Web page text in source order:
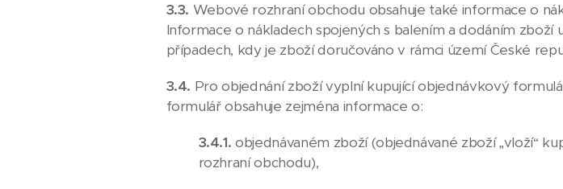
3.3. Webové rozhraní obchodu obsahuje také informace o
Informace o nákladech spojených s balením a dodáním
případech, kdy je zboží doručováno v rámci území České
3.4. Pro objednání zboží vyplní kupující objednávkový
formulář obsahuje zejména informace o:
3.4.1.objednávaném zboží (objednávané zboží „vloží“
rozhraní obchodu),